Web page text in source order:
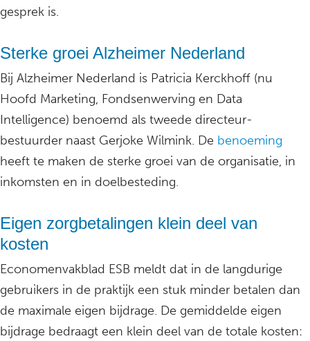
gesprek is.
Sterke groei Alzheimer Nederland
Bij Alzheimer Nederland is Patricia Kerckhoff (nu
Hoofd Marketing, Fondsenwerving en Data
Intelligence) benoemd als tweede directeur-
bestuurder naast Gerjoke Wilmink. De benoeming
heeft te maken de sterke groei van de organisatie, in
inkomsten en in doelbesteding.
Eigen zorgbetalingen klein deel van
kosten
Economenvakblad ESB meldt dat in de langdurige
gebruikers in de praktijk een stuk minder betalen dan
de maximale eigen bijdrage. De gemiddelde eigen
bijdrage bedraagt een klein deel van de totale kosten: